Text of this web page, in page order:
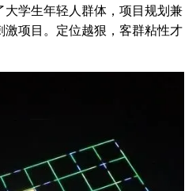
学生年轻人群体，项目规划兼
项目。定位越狠，客群粘性才